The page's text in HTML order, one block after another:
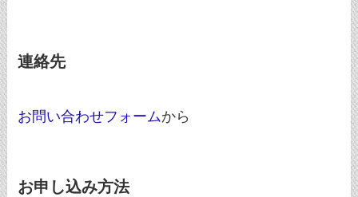
連絡先
お問い合わせフォームから
お申し込み方法